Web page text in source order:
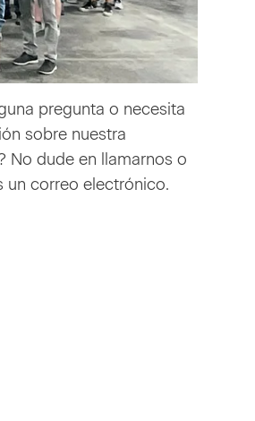
pregunta o necesita
sobre nuestra
No dude en llamarnos o
un correo electrónico.